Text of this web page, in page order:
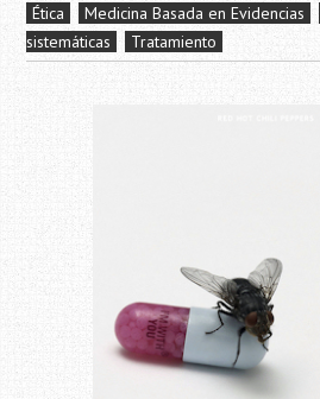
Ética
Medicina Basada en Evidencias
sistemáticas
Tratamiento